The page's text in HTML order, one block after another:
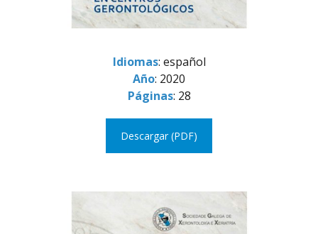
Idiomas: español
Año: 2020
Páginas: 28
Descargar (PDF)